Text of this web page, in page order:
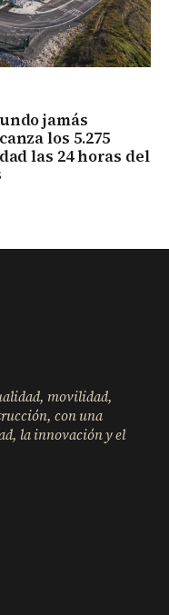
jamás
los 5.275
las 24 horas del
movilidad,
con una
la innovación y el